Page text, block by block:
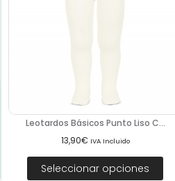
Leotardos Básicos Punto Liso C...
13,90€ IVA Incluido
Seleccionar opciones